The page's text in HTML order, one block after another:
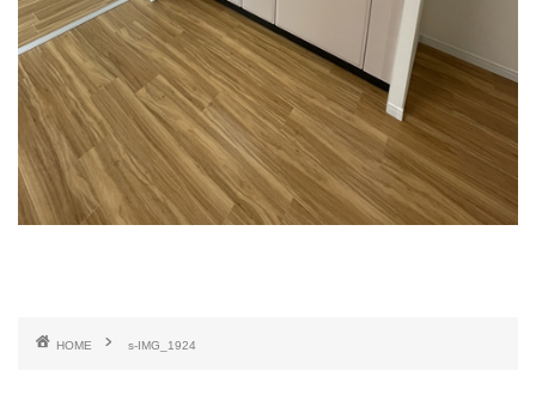
HOME s-IMG_1924